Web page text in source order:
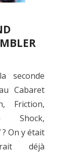
seconde
Cabaret
Friction,
Shock,
On y était
déjà